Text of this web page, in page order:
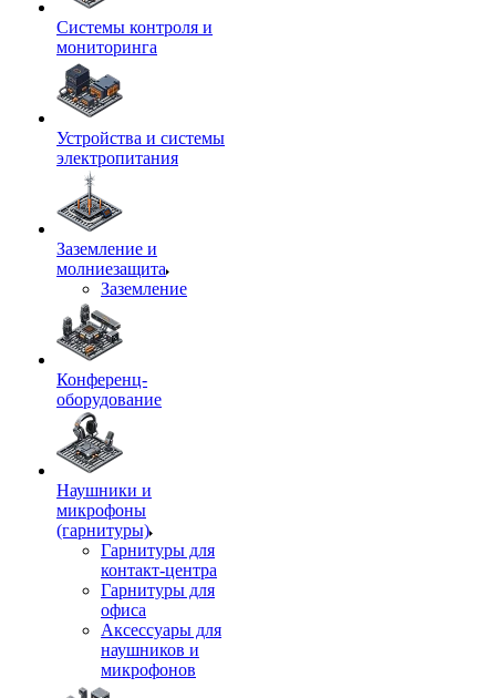
Системы контроля и
мониторинга
Устройства и системы
электропитания
Заземление и
молниезащита
Заземление
Конференц-
оборудование
Наушники и
микрофоны
(гарнитуры)
Гарнитуры для
контакт-центра
Гарнитуры для
офиса
Аксессуары для
наушников и
микрофонов